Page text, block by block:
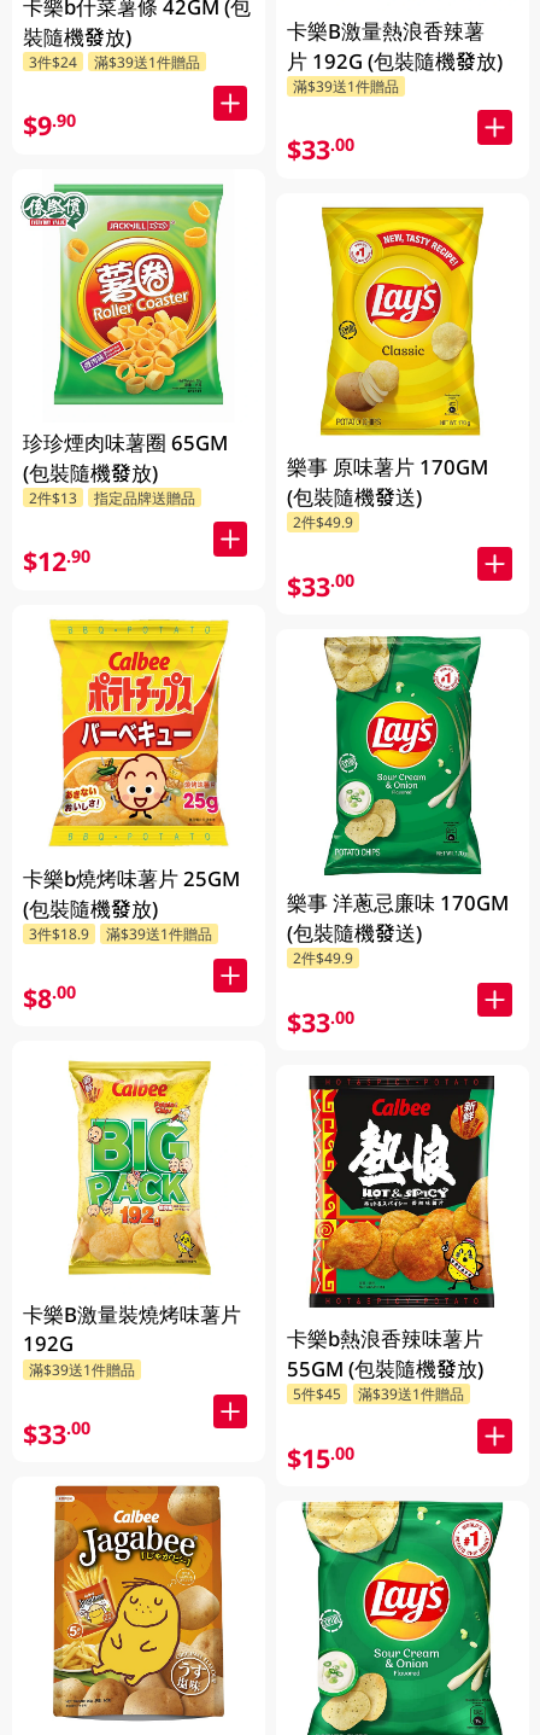
卡樂b什菜薯條 42GM (包
裝隨機發放)
3件$24 滿$39送1件贈品
$9.90
珍珍煙肉味薯圈 65GM
(包裝隨機發放)
2件$13 指定品牌送贈品
$12.90
卡樂b燒烤味薯片 25GM
(包裝隨機發放)
3件$18.9 滿$39送1件贈品
$8.00
卡樂B激量裝燒烤味薯片
192G
滿$39送1件贈品
$33.00
卡樂B激量熱浪香辣薯
片 192G (包裝隨機發放)
滿$39送1件贈品
$33.00
樂事 原味薯片 170GM
(包裝隨機發送)
2件$49.9
$33.00
樂事 洋蔥忌廉味 170GM
(包裝隨機發送)
2件$49.9
$33.00
卡樂b熱浪香辣味薯片
55GM (包裝隨機發放)
5件$45 滿$39送1件贈品
$15.00